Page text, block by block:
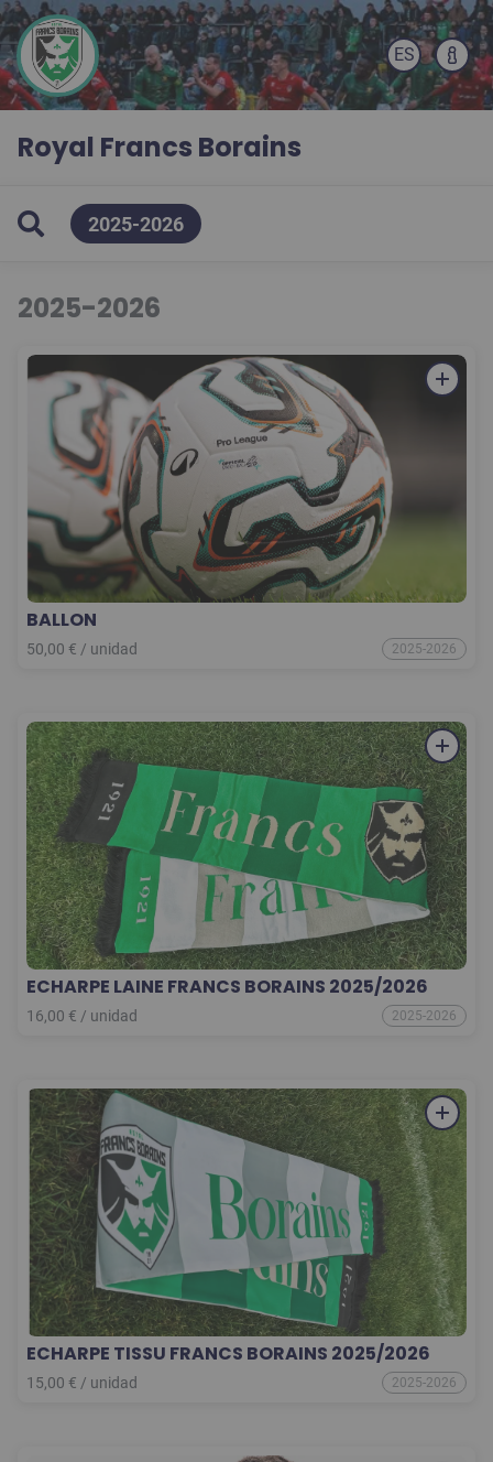
ES
Royal Francs Borains
2025-2026
2025-2026
BALLON
50,00 € / unidad 2025-2026
ECHARPE LAINE FRANCS BORAINS 2025/2026
16,00 € / unidad 2025-2026
ECHARPE TISSU FRANCS BORAINS 2025/2026
15,00 € / unidad 2025-2026